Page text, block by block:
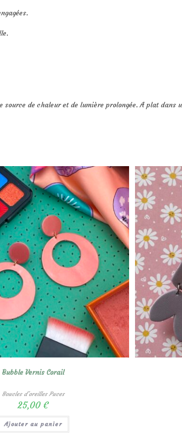
de chaleur et de lumière prolongée. A plat dans
Bubble Vernis Corail
Boucles d'oreilles Puces
25,00€
Ajouter au panier